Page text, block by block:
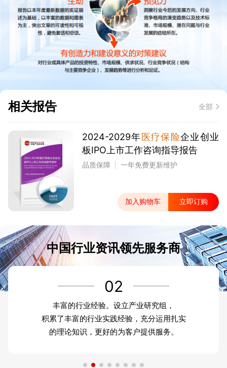
相关报告 全部
2024-2029年医疗保险企业创业
板IPO上市工作咨询指导报告
品质保障 一年免费更新维护
加入购物车 立即订购
中国行业资讯领先服务商
02
丰富的行业经验。设立产业研究组，
积累了丰富的行业实践经验，充分运用扎实
的理论知识，更好的为客户提供服务。